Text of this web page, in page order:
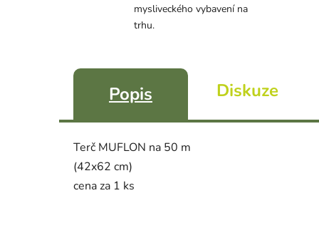
mysliveckého vybavení na
trhu.
Popis Diskuze
Terč MUFLON na 50 m
(42x62 cm)
cena za 1 ks